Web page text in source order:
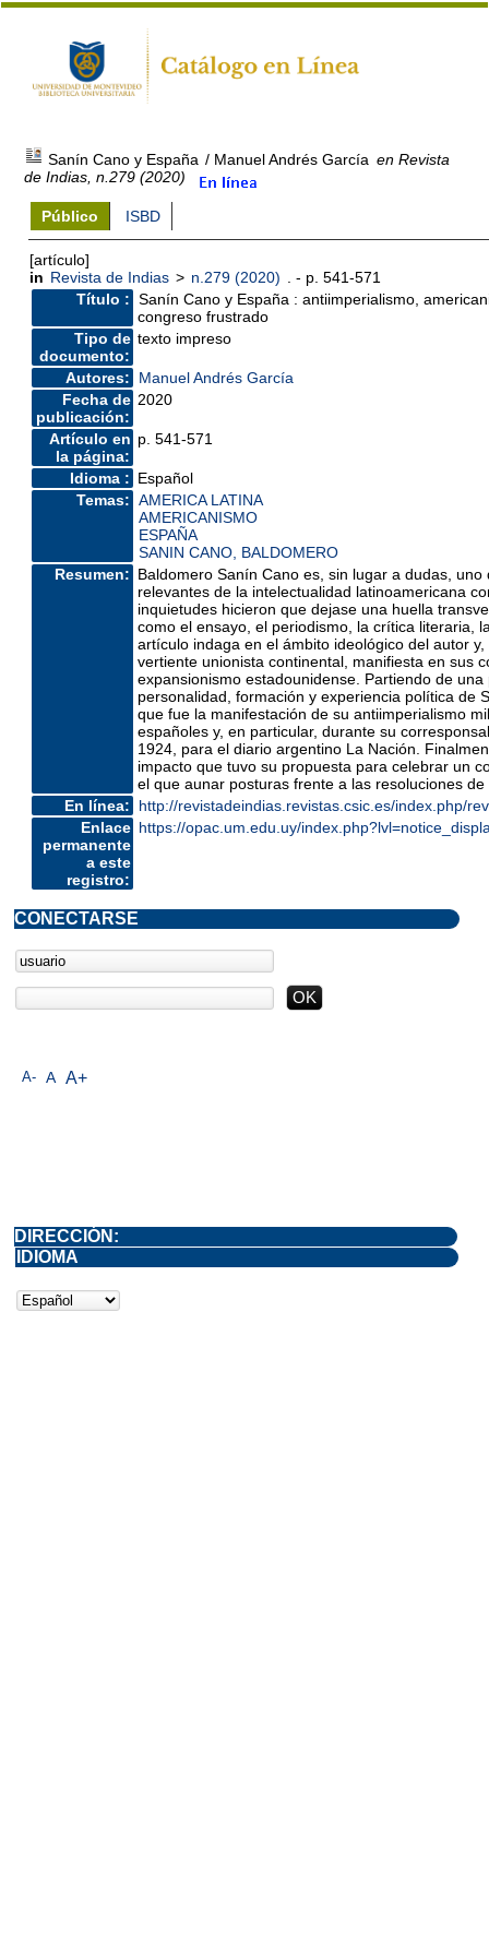
Sanín Cano y España / Manuel Andrés García en Revista
de Indias, n.279 (2020)
Público ISBD
[artículo]
in Revista de Indias > n.279 (2020)
. - p. 541-571
Título : Sanín Cano y España : antiimperialismo,
congreso frustrado
Tipo de
documento:
texto impreso
Autores:
Manuel Andrés García
Fecha de
publicación:
2020
Artículo en
la página:
p. 541-571
Idioma : Español
Temas: AMERICA LATINA
AMERICANISMO
ESPAÑA
SANIN CANO, BALDOMERO
Resumen: Baldomero Sanín Cano es, sin lugar a dudas, uno
relevantes de la intelectualidad latinoamericana
inquietudes hicieron que dejase una huella
como el ensayo, el periodismo, la crítica literaria,
artículo indaga en el ámbito ideológico del autor
vertiente unionista continental, manifiesta en sus
expansionismo estadounidense. Partiendo de
personalidad, formación y experiencia política de
que fue la manifestación de su antiimperialismo
españoles y, en particular, durante su
1924, para el diario argentino La Nación.
impacto que tuvo su propuesta para celebrar un
el que aunar posturas frente a las resoluciones
En línea:
http://revistadeindias.revistas.csic.es/index.php/
Enlace
permanente
a este
registro:
https://opac.um.edu.uy/
A- A A+
CONECTARSE
DIRECCIÓN:
IDIOMA